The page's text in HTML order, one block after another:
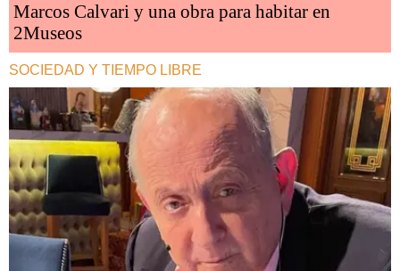
Marcos Calvari y una obra para habitar en
2Museos
SOCIEDAD Y TIEMPO LIBRE